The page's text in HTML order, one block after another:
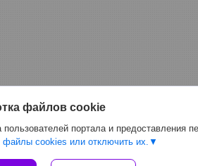
файлов cookie
портала и предоставления
файлы cookies или отключить их.